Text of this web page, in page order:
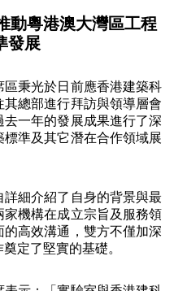
動粵港澳大灣區工程
發展
秉光於日前應香港建築科
總部進行拜訪與領導層會
一年的發展成果進行了深
準及其它潛在合作領域展
細介紹了自身的背景與最
機構在成立宗旨及服務領
高效溝通，雙方不僅加深
定了堅實的基礎。